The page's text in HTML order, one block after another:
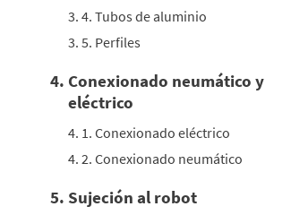
3. 4. Tubos de aluminio
3. 5. Perfiles
4. Conexionado neumático y
eléctrico
4. 1. Conexionado eléctrico
4. 2. Conexionado neumático
5. Sujeción al robot